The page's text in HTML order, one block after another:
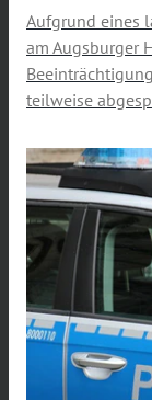
Aufgrund eines
am Augsburger
teilweise